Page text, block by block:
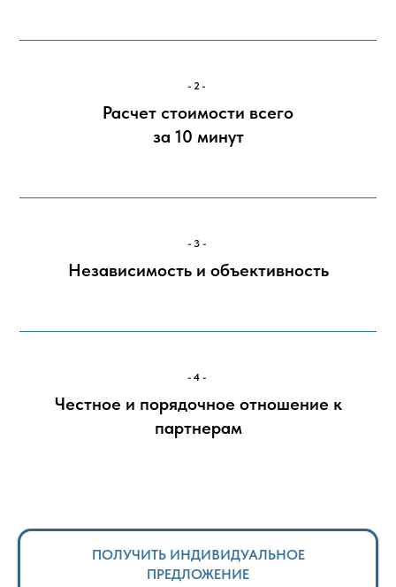
-2-
Расчет стоимости всего
за 10 минут
-3-
Независимость и объективность
-4-
Честное и порядочное отношение к
партнерам
ПОЛУЧИТЬ ИНДИВИДУАЛЬНОЕ
ПРЕДЛОЖЕНИЕ